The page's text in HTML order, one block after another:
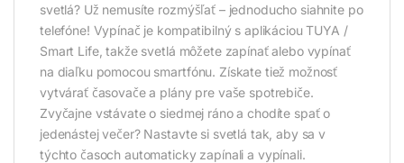
svetlá? Už nemusíte rozmýšľať – jednoducho siahnite po
telefóne! Vypínač je kompatibilný s aplikáciou TUYA /
Smart Life, takže svetlá môžete zapínať alebo vypínať
na diaľku pomocou smartfónu. Získate tiež možnosť
vytvárať časovače a plány pre vaše spotrebiče.
Zvyčajne vstávate o siedmej ráno a chodíte spať o
jedenástej večer? Nastavte si svetlá tak, aby sa v
týchto časoch automaticky zapínali a vypínali.